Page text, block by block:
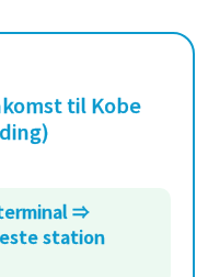
til Kobe
⇒
station